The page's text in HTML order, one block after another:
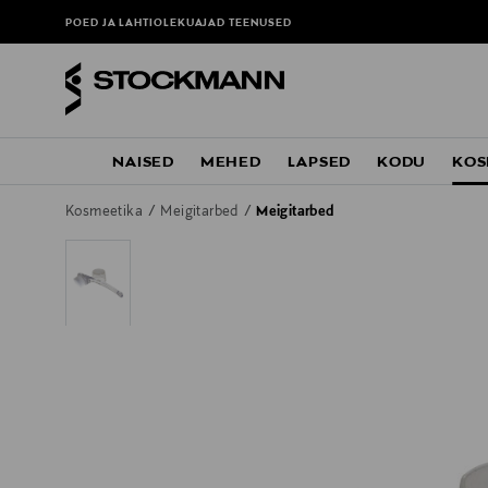
POED JA LAHTIOLEKUAJADTEENUSED
NAISED MEHED LAPSED KODU
Kosmeetika Meigitarbed Meigitarbed